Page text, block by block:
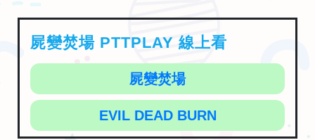
屍變焚場 PTTPLAY 線上看
屍變焚場
EVIL DEAD BURN